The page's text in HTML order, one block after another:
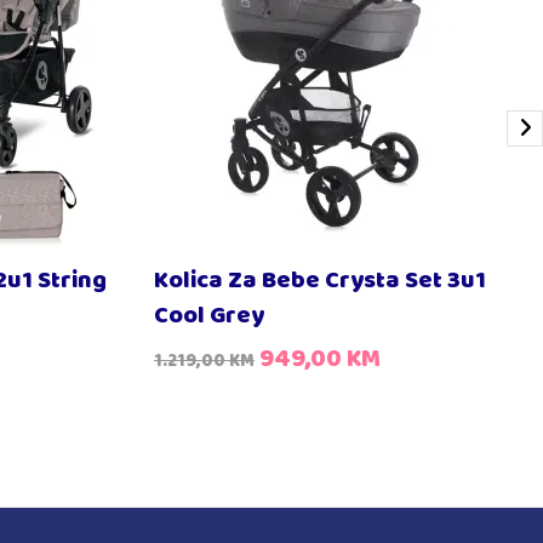
String
Kolica Za Bebe Crysta Set 3u1
Cool Grey
1.219,00KM 949,00KM